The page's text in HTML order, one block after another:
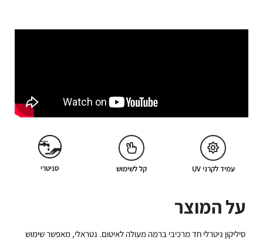
עמיד לקרני UV קל לשימוש סניטרי
על המוצר
סיליקון ניטרלי חד מרכיבי ברמה מעולה לאיטום. נטראלי, מאפשר שימוש